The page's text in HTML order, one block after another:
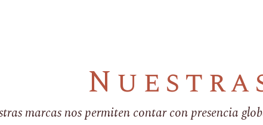
marcas nos permiten contar con presencia